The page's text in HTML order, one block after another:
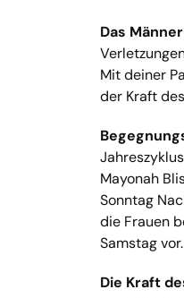
Das
Mit deiner
der Kraft
Mayonah
Sonntag
die Frauen
Samstag vor.
Die Kraft